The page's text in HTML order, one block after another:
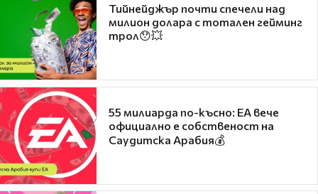
Тийнейджър почти спечели над
милион долара с тотален гейминг
трол😯💥
55 милиарда по-късно: EA вече
официално е собственост на
Саудитска Арабия💰